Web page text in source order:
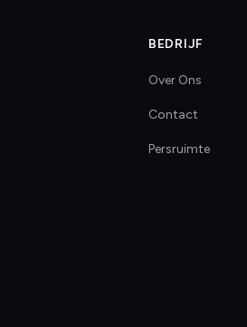
BEDRIJF
Over Ons
Contact
Persruimte